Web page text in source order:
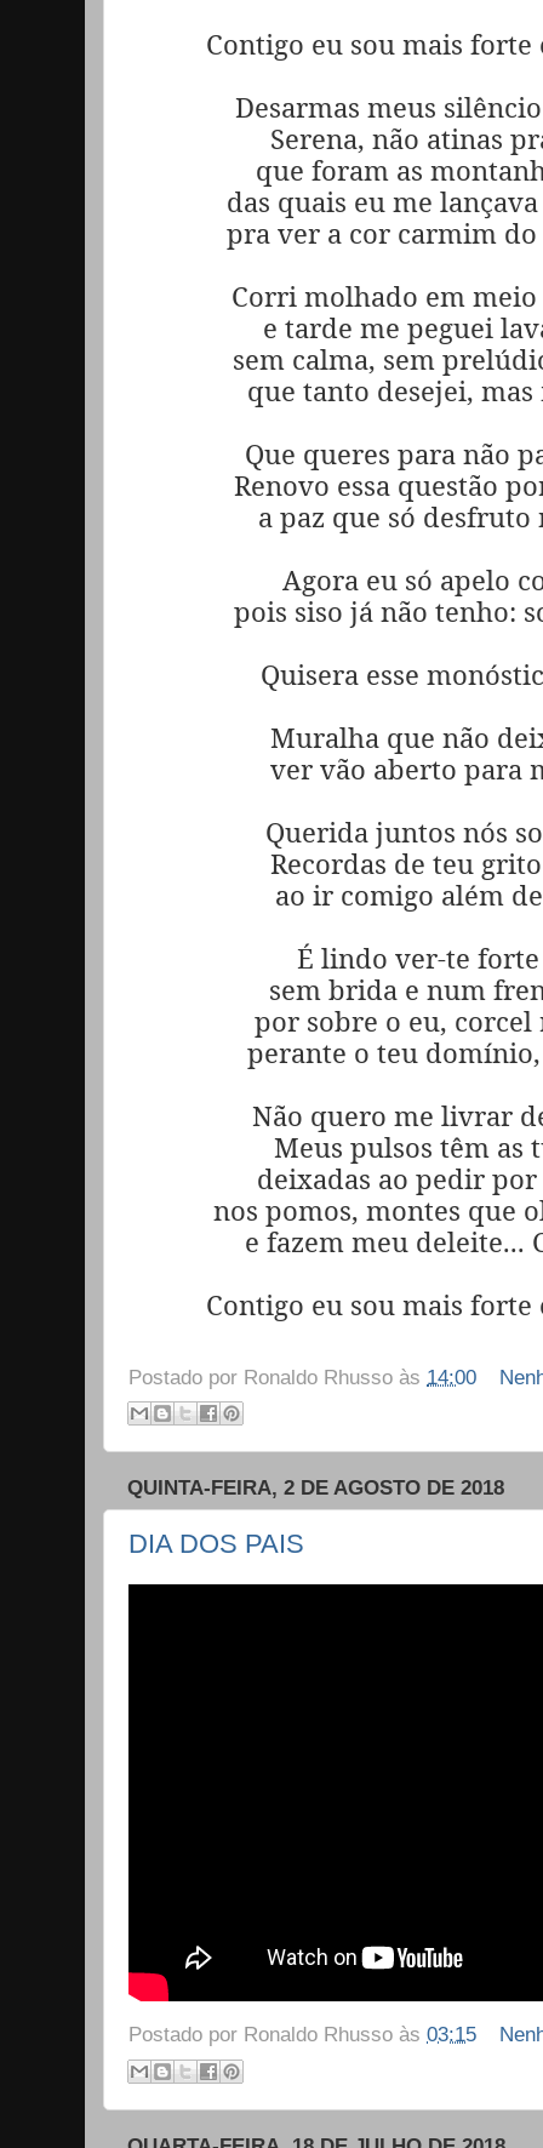
Contigo eu sou mais forte
Desarmas meus
Serena, não atinas
que foram as
das quais eu me
pra ver a cor carmim
Corri molhado em meio
e tarde me peguei
sem calma, sem
que tanto desejei, mas
Que queres para não
Renovo essa questão
a paz que só desfruto
Agora eu só apelo
pois siso já não tenho:
Quisera esse
Muralha que não
ver vão aberto para
Querida juntos nós
Recordas de teu
ao ir comigo além
É lindo ver-te
sem brida e num
por sobre o eu, corcel
perante o teu
Não quero me livrar
Meus pulsos têm as
deixadas ao pedir por
nos pomos, montes que
e fazem meu deleite...
Contigo eu sou mais forte
Postado por Ronaldo Rhusso às 14:00
QUINTA-FEIRA, 2 DE AGOSTO DE 2018
DIA DOS PAIS
Postado por Ronaldo Rhusso às 03:15